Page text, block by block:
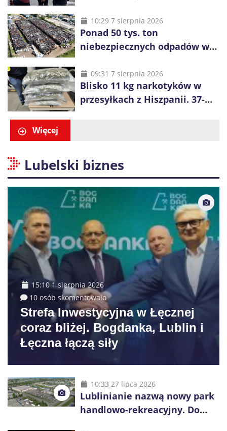
właściciela auta
10:29 7 sierpnia 2026
Ponad 50 tys. ton
niebezpiecznych odpadów w
weszły na jedno z
największych składowisk w
Europie
09:31 7 sierpnia 2026
Blisko 11 kg narkotyków w
przesyłkach z Hiszpanii. 37-
Więcej
Lubelski biznes
15:10 1 sierpnia 2026
10 osób skomentowało
Strefa Inwestycyjna w Łęcznej
coraz bliżej. Bogdanka, Lublin i
Łęczna łączą siły
10:33 27 lipca 2026
Lublinianie nazwą nowy park
handlowo-rekreacyjny. Do